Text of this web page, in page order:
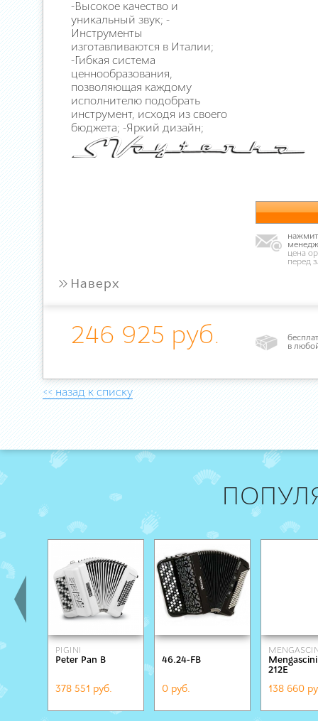
-Высокое качество и
уникальный звук; -
Инструменты
изготавливаются в Италии;
-Гибкая система
ценнообразования,
позволяющая каждому
исполнителю подобрать
инструмент, исходя из своего
бюджета; -Яркий дизайн;
цена
перед
» Наверх
246 925 руб.
в
<< назад к списку
PIGINI
Peter Pan B
378 551 руб.
46.24-FB
0 руб.
212E
138 660